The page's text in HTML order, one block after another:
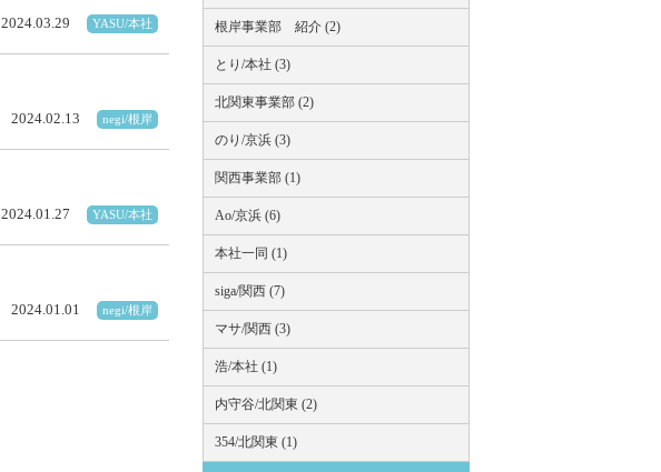
2024.03.29 YASU/本社
2024.02.13 negi/根岸
2024.01.27 YASU/本社
2024.01.01 negi/根岸
根岸事業部 紹介 (2)
とり/本社 (3)
北関東事業部 (2)
のり/京浜 (3)
関西事業部 (1)
Ao/京浜 (6)
本社一同 (1)
siga/関西 (7)
マサ/関西 (3)
浩/本社 (1)
内守谷/北関東 (2)
354/北関東 (1)